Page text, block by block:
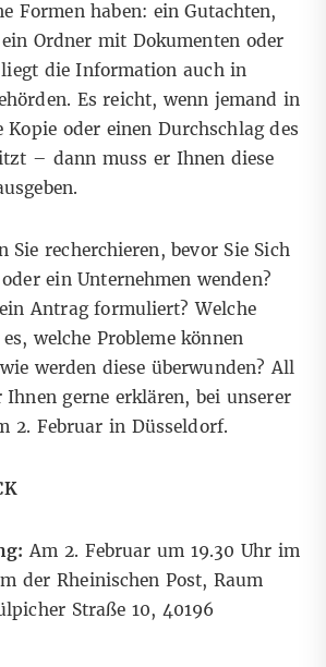
Formen haben: ein Gutachten,
Ordner mit Dokumenten oder
die Information auch in
Es reicht, wenn jemand in
Kopie oder einen Durchschlag des
– dann muss er Ihnen diese
Sie recherchieren, bevor Sie Sich
ein Unternehmen wenden?
Antrag formuliert? Welche
welche Probleme können
werden diese überwunden? All
gerne erklären, bei unserer
2. Februar in Düsseldorf.
Am 2. Februar um 19.30 Uhr im
der Rheinischen Post, Raum
Straße 10, 40196